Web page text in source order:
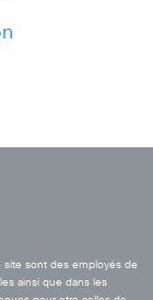
site sont des employés de
ainsi que dans les